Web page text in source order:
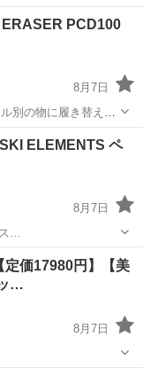
PCD100
8月7日
別の物に履き替えて
す。 ホイール多数キ
れなどあるため交換
ELEMENTS ペ
8月7日
…
ロフスキー
定価17980円】【美
…
8月7日